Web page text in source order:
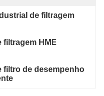
de filtragem
filtragem HME
filtro de desempenho